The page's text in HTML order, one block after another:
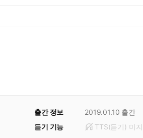
출간 정보 2019.01.10 출간
듣기 기능
TTS(듣기) 미